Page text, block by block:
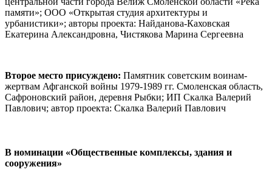
памяти»; ООО «Открытая студия архитектуры и
урбанистики»; авторы проекта: Найданова-Каховская
Екатерина Александровна, Чистякова Марина Сергеевна
Второе место присуждено: Памятник советским воинам-
жертвам Афганской войны 1979-1989 гг. Смоленская область,
Сафроновский район, деревня Рыбки; ИП Скалка Валерий
Павлович; автор проекта: Скалка Валерий Павлович
В номинации «Общественные комплексы, здания и
сооружения»